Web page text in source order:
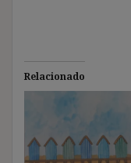
Relacionado